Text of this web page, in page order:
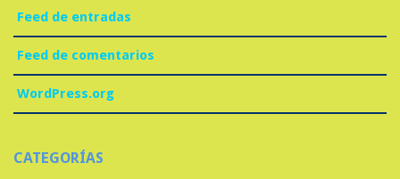
Feed de entradas
Feed de comentarios
WordPress.org
CATEGORÍAS